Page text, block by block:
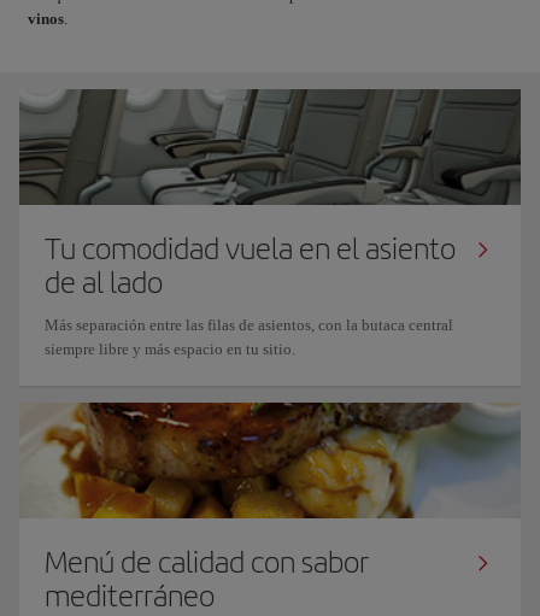
vinos.
Tu comodidad vuela en el asiento
de al lado
Más separación entre las filas de asientos, con la butaca central
siempre libre y más espacio en tu sitio.
Menú de calidad con sabor
mediterráneo